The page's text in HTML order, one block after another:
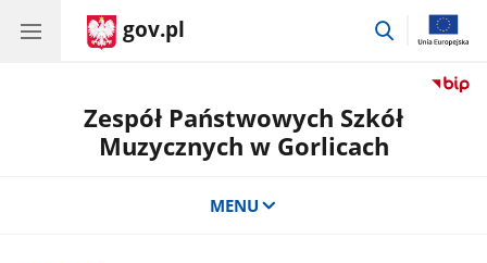
gov.pl
przejdź
Zespół Państwowych Szkół
Muzycznych w Gorlicach
MENU